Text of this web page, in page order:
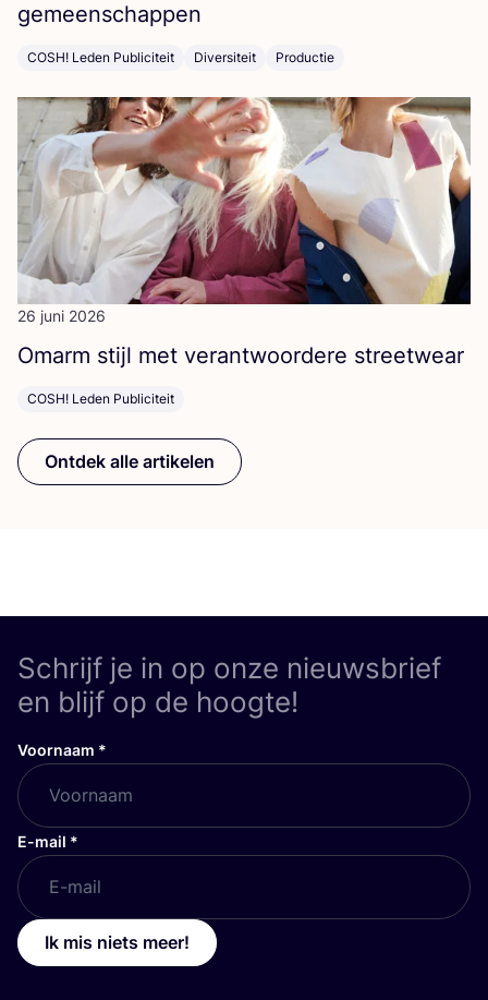
gemeenschappen
COSH! Leden Publiciteit Diversiteit Productie
26 juni 2026
Omarm stijl met ver­ant­woor­de­re streetwear
COSH! Leden Publiciteit
Ontdek alle artikelen
Schrijf je in op onze nieuwsbrief
en blijf op de hoogte!
Voornaam *
E-mail *
Ik mis niets meer!